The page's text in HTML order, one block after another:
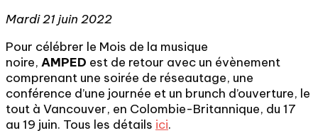
Mardi 21 juin 2022
Pour célébrer le Mois de la musique
noire, AMPED est de retour avec un évènement
comprenant une soirée de réseautage, une
conférence d’une journée et un brunch d’ouverture, le
tout à Vancouver, en Colombie-Britannique, du 17
au 19 juin. Tous les détails ici.